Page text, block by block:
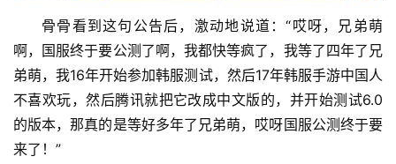
骨骨看到这句公告后，激动地说道：“哎呀，兄弟萌
啊，国服终于要公测了啊，我都快等疯了，我等了四年了兄
弟萌，我16年开始参加韩服测试，然后17年韩服手游中国人
不喜欢玩，然后腾讯就把它改成中文版的，并开始测试6.0
的版本，那真的是等好多年了兄弟萌，哎呀国服公测终于要
来了！”